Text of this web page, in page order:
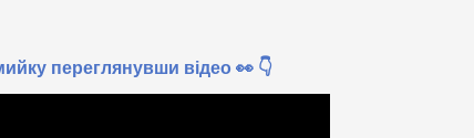
переглянувши відео 👀 👇